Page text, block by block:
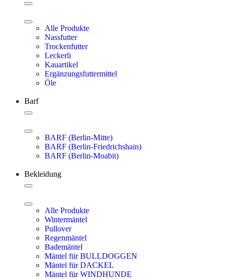
Alle Produkte
Nassfutter
Trockenfutter
Leckerli
Kauartikel
Ergänzungsfuttermittel
Öle
Barf
BARF (Berlin-Mitte)
BARF (Berlin-Friedrichshain)
BARF (Berlin-Moabit)
Bekleidung
Alle Produkte
Wintermäntel
Pullover
Regenmäntel
Bademäntel
Mäntel für BULLDOGGEN
Mäntel für DACKEL
Mäntel für WINDHUNDE